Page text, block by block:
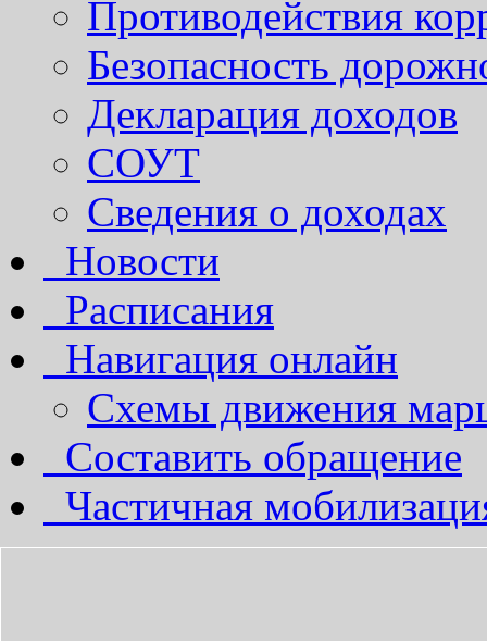
Противодействия
Безопасность
Декларация доходов
СОУТ
Сведения о доходах
Новости
Расписания
Навигация онлайн
Схемы движения
Составить обращение
Частичная